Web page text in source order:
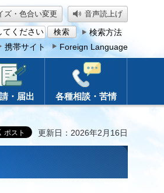
ズ・色合い変更 音声読上げ
検索方法
携帯サイト Foreign Language
・届出 各種相談・苦情
更新日：2026年2月16日